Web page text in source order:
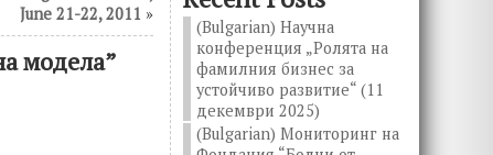
June 21-22, 2011 »
модела”
(Bulgarian) Научна
конференция „Ролята на
фамилния бизнес за
устойчиво развитие“ (11
декември 2025)
(Bulgarian) Мониторинг на